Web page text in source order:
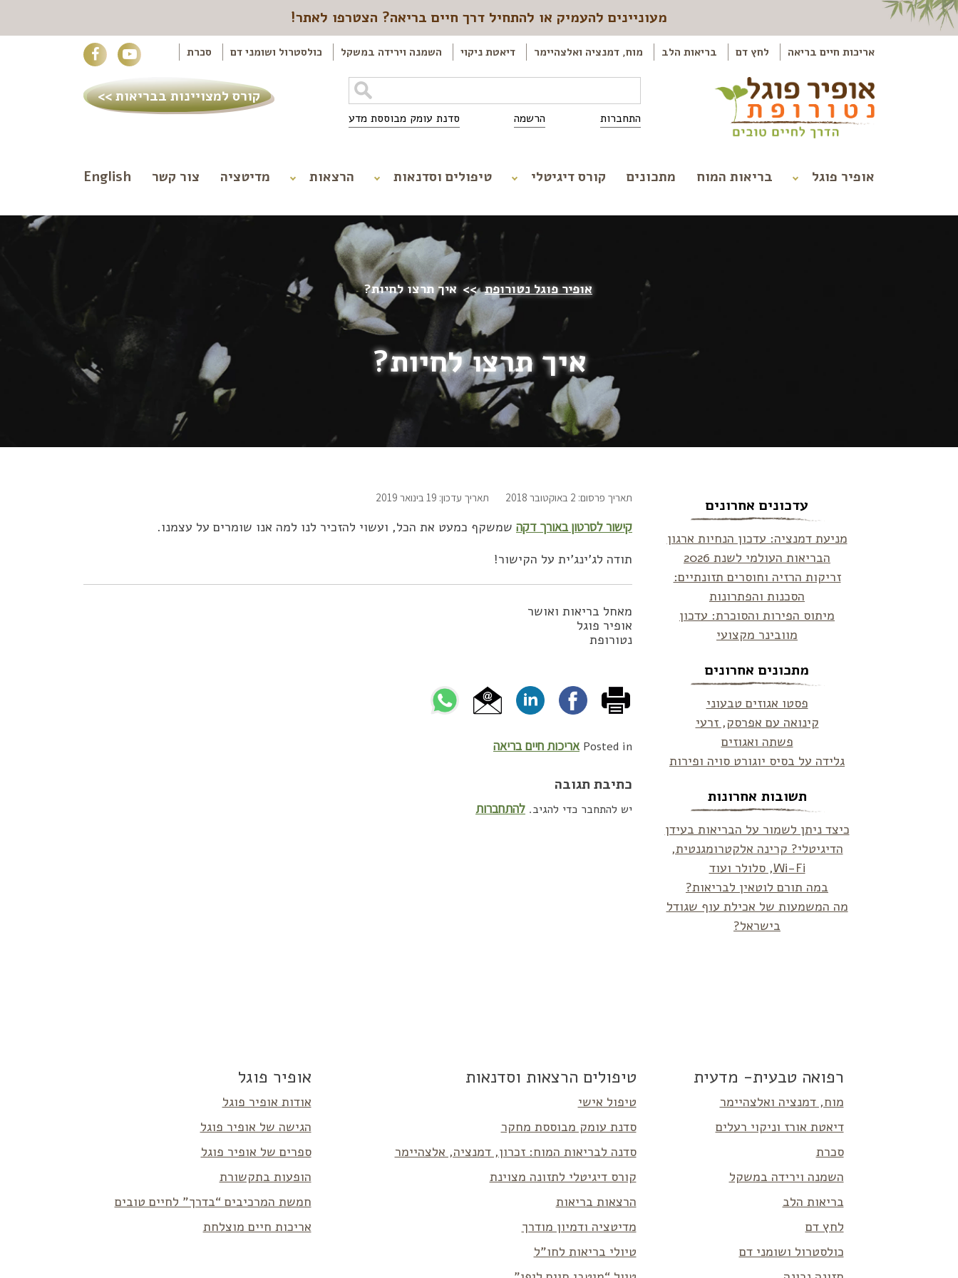
מעוניינים להעמיק או להתחיל דרך חיים בריאה? הצטרפו לאתר!
אריכות חיים בריאה לחץ דם בריאות הלב מוח, דמנציה ואלצהיימר דיאטת ניקוי השמנה וירידה במשקל כולסטרול ושומני דם סכרת
התחברות הרשמה סדנת עומק מבוססת מדע
קורס למצויינות בבריאות >>
אופיר פוגל בריאות המוח מתכונים קורס דיגיטלי טיפולים וסדנאות הרצאות מדיטציה צור קשר English
אופיר פוגל נטורופת >> איך תרצו לחיות?
איך תרצו לחיות?
תאריך פרסום: 2 באוקטובר 2018 תאריך עדכון: 19 בינואר 2019
קישור לסרטון באורך דקה שמשקף כמעט את הכל, ועשוי להזכיר לנו למה אנו שומרים על עצמנו.
תודה לג’ינג’ית על הקישור!
מאחל בריאות ואושר
אופיר פוגל
נטורופת
Posted in אריכות חיים בריאה
כתיבת תגובה
יש להתחבר כדי להגיב. להתחברות
עדכונים אחרונים
מניעת דמנציה: עדכון הנחיות ארגון
הבריאות העולמי לשנת 2026
זריקות הרזיה וחוסרים תזונתיים:
הסכנות והפתרונות
מיתוס הפירות והסוכרת: עדכון
מוובינר מקצועי
מתכונים אחרונים
פסטו אגוזים טבעוני
קינואה עם אפרסק, זרעי
פשתה ואגוזים
גלידה על בסיס יוגורט סויה ופירות
תשובות אחרונות
כיצד ניתן לשמור על הבריאות בעידן
הדיגיטלי? קרינה אלקטרומגנטית,
Wi-Fi, סלולר ועוד
במה תורם לוטאין לבריאות?
מה המשמעות של אכילת עוף שגודל
בישראל?
אופיר פוגל
אודות אופיר פוגל
הגישה של אופיר פוגל
ספרים של אופיר פוגל
הופעות בתקשורת
חמשת המרכיבים “בדרך” לחיים טובים
אריכות חיים מוצלחת
טיפולים הרצאות וסדנאות
טיפול אישי
סדנת עומק מבוססת מחקר
סדנה לבריאות המוח: זכרון, דמנציה, אלצהיימר
קורס דיגיטלי לתזונה מצוינת
הרצאות בריאות
מדיטציה ודמיון מודרך
טיולי בריאות לחו”ל
רפואה טבעית- מדעית
מוח, דמנציה ואלצהיימר
דיאטת אורז וניקוי רעלים
סכרת
השמנה וירידה במשקל
בריאות הלב
לחץ דם
כולסטרול ושומני דם